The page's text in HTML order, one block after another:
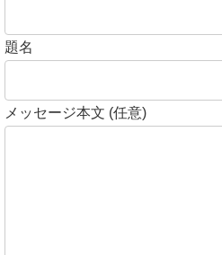
題名
メッセージ本文 (任意)